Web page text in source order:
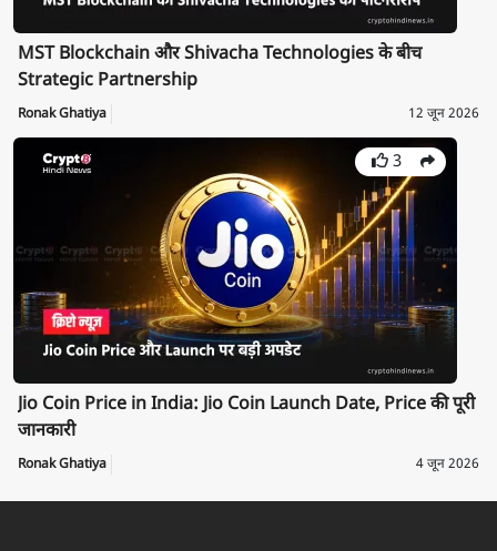
MST Blockchain और Shivacha Technologies के बीच
Strategic Partnership
Ronak Ghatiya 12 जून 2026
3
Jio Coin Price in India: Jio Coin Launch Date, Price की पूरी
जानकारी
Ronak Ghatiya 4 जून 2026